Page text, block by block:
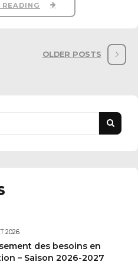
OLDER POSTS
2026
des besoins en
– Saison 2026-2027